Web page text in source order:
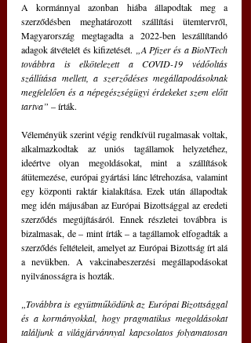
A kormánnyal azonban hiába állapodtak meg a
szerződésben meghatározott szállítási ütemtervről,
Magyarország megtagadta a 2022-ben leszállítandó
adagok átvételét és kifizetését. „A Pfizer és a BioNTech
továbbra is elkötelezett a COVID-19 védőoltás
szállítása mellett, a szerződéses megállapodásoknak
megfelelően és a népegészségügyi érdekeket szem előtt
tartva” – írták.
Véleményük szerint végig rendkívül rugalmasak voltak,
alkalmazkodtak az uniós tagállamok helyzetéhez,
ideértve olyan megoldásokat, mint a szállítások
átütemezése, európai gyártási lánc létrehozása, valamint
egy központi raktár kialakítása. Ezek után állapodtak
meg idén májusában az Európai Bizottsággal az eredeti
szerződés megújításáról. Ennek részletei továbbra is
bizalmasak, de – mint írták – a tagállamok elfogadták a
szerződés feltételeit, amelyet az Európai Bizottság írt alá
a nevükben. A vakcinabeszerzési megállapodásokat
nyilvánosságra is hozták.
„Továbbra is együttműködünk az Európai Bizottsággal
és a kormányokkal, hogy pragmatikus megoldásokat
találjunk a világjárvánnyal kapcsolatos folyamatosan